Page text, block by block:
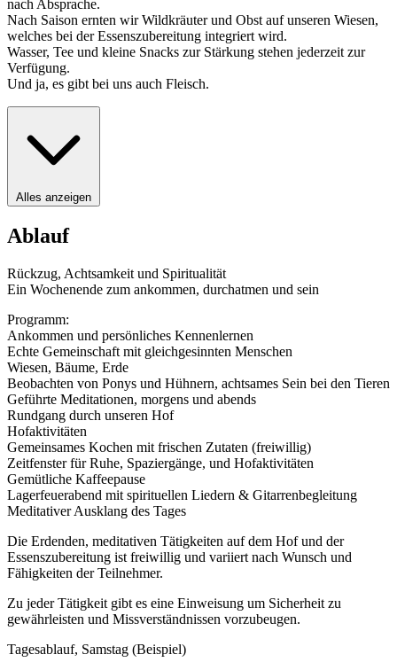
nach Absprache.
Nach Saison ernten wir Wildkräuter und Obst auf unseren Wiesen,
welches bei der Essenszubereitung integriert wird.
Wasser, Tee und kleine Snacks zur Stärkung stehen jederzeit zur
Verfügung.
Und ja, es gibt bei uns auch Fleisch.
Alles anzeigen
Ablauf
Rückzug, Achtsamkeit und Spiritualität
Ein Wochenende zum ankommen, durchatmen und sein
Programm:
Ankommen und persönliches Kennenlernen
Echte Gemeinschaft mit gleichgesinnten Menschen
Wiesen, Bäume, Erde
Beobachten von Ponys und Hühnern, achtsames Sein bei den Tieren
Geführte Meditationen, morgens und abends
Rundgang durch unseren Hof
Hofaktivitäten
Gemeinsames Kochen mit frischen Zutaten (freiwillig)
Zeitfenster für Ruhe, Spaziergänge, und Hofaktivitäten
Gemütliche Kaffeepause
Lagerfeuerabend mit spirituellen Liedern & Gitarrenbegleitung
Meditativer Ausklang des Tages
Die Erdenden, meditativen Tätigkeiten auf dem Hof und der
Essenszubereitung ist freiwillig und variiert nach Wunsch und
Fähigkeiten der Teilnehmer.
Zu jeder Tätigkeit gibt es eine Einweisung um Sicherheit zu
gewährleisten und Missverständnissen vorzubeugen.
Tagesablauf, Samstag (Beispiel)